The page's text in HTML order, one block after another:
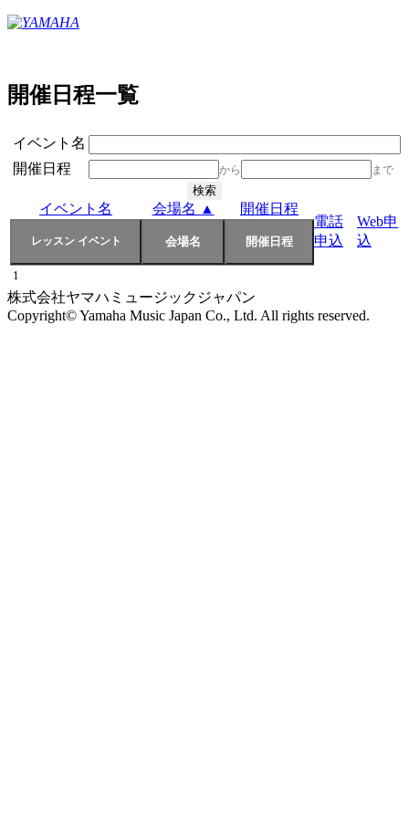
開催日程一覧
イベント名
開催日程
から まで
イベント名 会場名 ▲
開催日程
電話
申込
Web申
込
1
株式会社ヤマハミュージックジャパン
Copyright© Yamaha Music Japan Co., Ltd. All rights reserved.